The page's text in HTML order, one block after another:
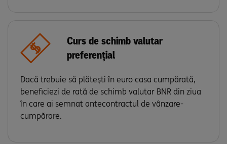
Curs de schimb valutar
preferențial
Dacă trebuie să plătești în euro casa cumpărată,
beneficiezi de rată de schimb valutar BNR din ziua
în care ai semnat antecontractul de vânzare-
cumpărare.